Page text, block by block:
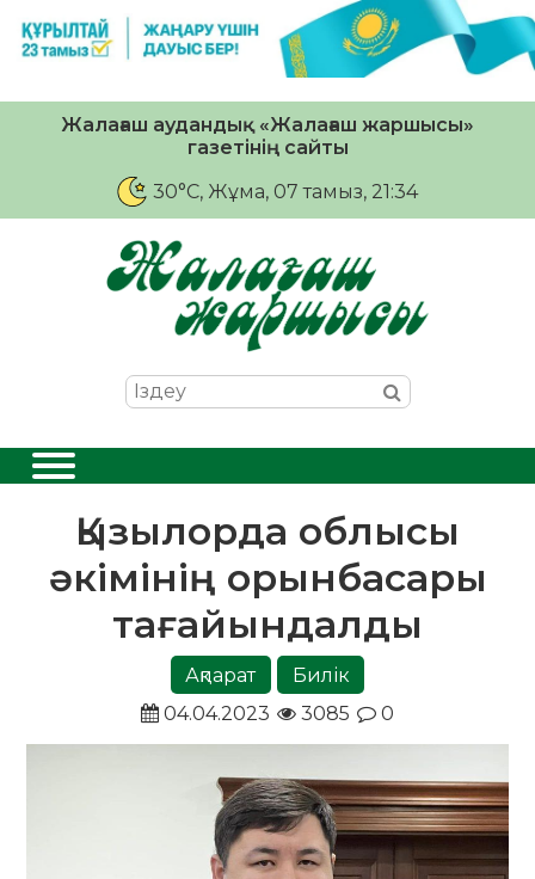
Жалағаш аудандық «Жалағаш жаршысы»
газетінің сайты
30°C, Жұма, 07 тамыз, 21:34
Қызылорда облысы
әкімінің орынбасары
тағайындалды
Ақпарат
Билік
04.04.2023
3085 0